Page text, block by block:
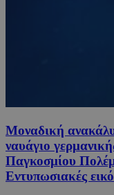
Μοναδική
ναυάγιο
Παγκοσμίου
Εντυπωσιακές